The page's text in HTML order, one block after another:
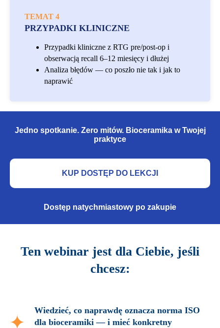
TEMAT 4
PRZYPADKI KLINICZNE
Przypadki kliniczne z RTG pre/post-op i
obserwacją recall 6–12 miesięcy i dłużej
Analiza błędów — co poszło nie tak i jak to
naprawić
Jedno spotkanie. Zero mitów. Bioceramika w Twojej
praktyce
KUP DOSTĘP DO LEKCJI
Dostęp natychmiastowy po zakupie
Ten webinar jest dla Ciebie, jeśli
chcesz:
Wiedzieć, co naprawdę oznacza norma ISO
dla bioceramiki — i mieć konkretny